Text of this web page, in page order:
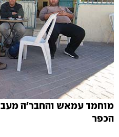
מוחמד עמאש והחבר'ה
הכפר